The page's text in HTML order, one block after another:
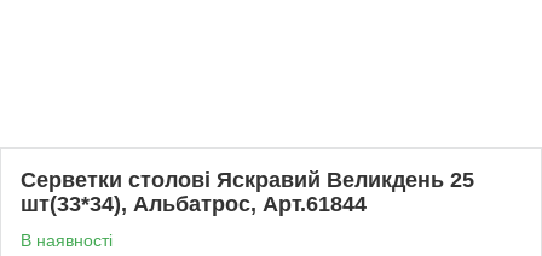
Серветки столові Яскравий Великдень 25
шт(33*34), Альбатрос, Арт.61844
В наявності